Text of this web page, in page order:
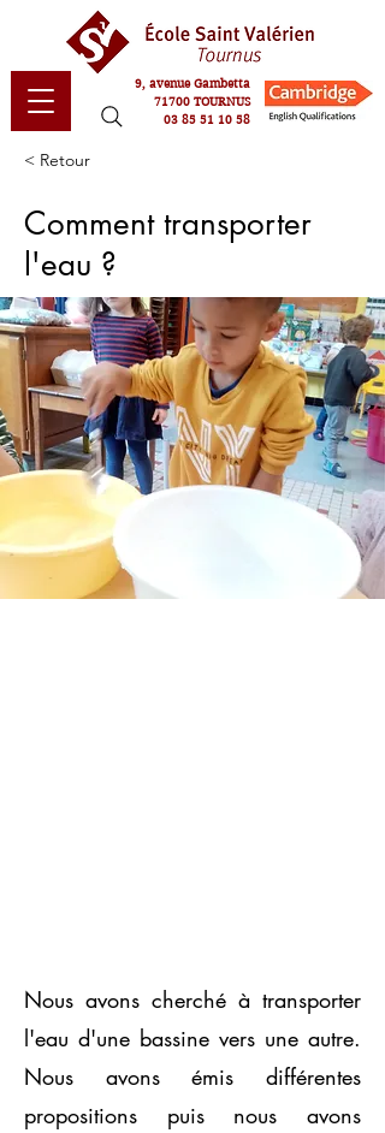
9, avenue Gambetta
71700 TOURNUS
03 85 51 10 58
< Retour
Comment transporter
l'eau ?
Nous avons cherché à transporter
l'eau d'une bassine vers une autre.
Nous avons émis différentes
propositions puis nous avons